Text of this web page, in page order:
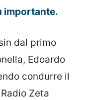
importante.
dal primo
Edoardo
condurre il
Zeta